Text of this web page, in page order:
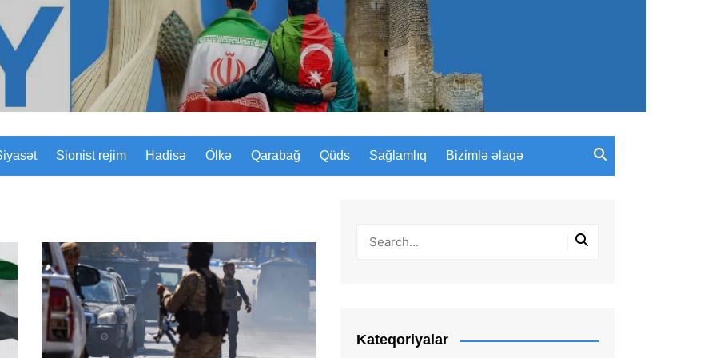
Sizinyol.org
Sionist rejim Hadisə Ölkə Qarabağ Qüds Sağlamlıq Bizimlə əlaqə
Kateqoriyalar